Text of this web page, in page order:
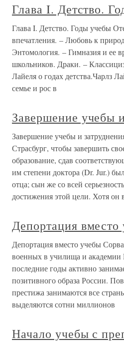
Глава I. Детство.
Глава I. Детство. Годы учебы
впечатления. – Любовь к
Энтомология. – Гимназия и ее
школьников. Драки. –
Лайеля о годах детства.Чарлз
семье и рос в
Завершение учебы
Завершение учебы и
Страсбург, чтобы завершить
образование, сдав
им степени доктора (Dr. Jur.)
отца; сын же со всей
достижения этой цели. Хотя он
Депортация вместо
Депортация вместо учебы
военных в училища и академии
последние годы активно
позитивного образа России.
престижа занимаются все
выделяются сотни миллионов
Начало учебы с